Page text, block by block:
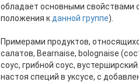
обладает основными свойствами
положения к данной группе).
Примерами продуктов,
салатов, Bearnaise, bolognaise
соус, грибной соус,
настоя специй в уксусе, с